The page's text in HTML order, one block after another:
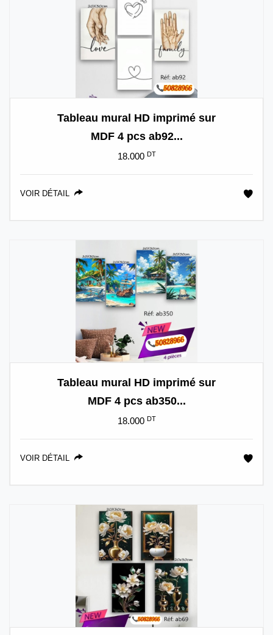
Tableau mural HD imprimé sur
MDF 4 pcs ab92...
18.000 DT
VOIR DÉTAIL
Tableau mural HD imprimé sur
MDF 4 pcs ab350...
18.000 DT
VOIR DÉTAIL